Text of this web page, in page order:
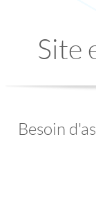
Site
Besoin